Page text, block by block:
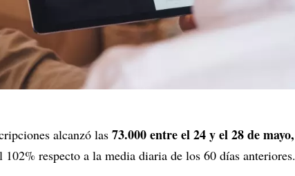
alcanzó las 73.000 entre el 24 y el 28 de mayo,
102% respecto a la media diaria de los 60 días anteriores.